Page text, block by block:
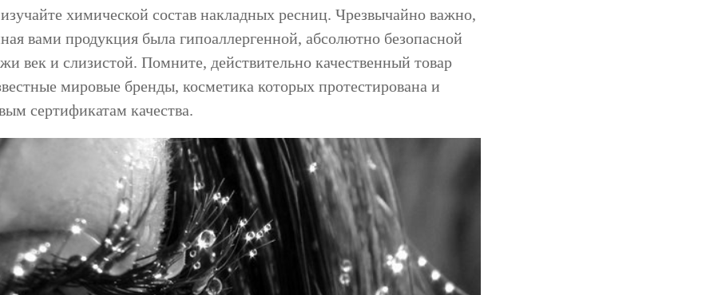
химической состав накладных ресниц. Чрезвычайно важно,
вами продукция была гипоаллергенной, абсолютно безопасной
век и слизистой. Помните, действительно качественный товар
мировые бренды, косметика которых протестирована и
сертификатам качества.